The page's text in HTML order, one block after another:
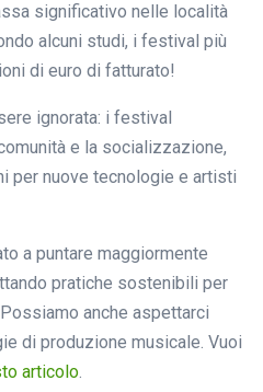
significativo nelle località
alcuni studi, i festival più
di euro di fatturato!
ignorata: i festival
e la socializzazione,
per nuove tecnologie e artisti
a puntare maggiormente
pratiche sostenibili per
anche aspettarci
di produzione musicale. Vuoi
articolo.